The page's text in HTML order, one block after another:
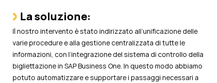
La soluzione:
Il nostro intervento è stato indirizzato all’unificazione delle
varie procedure e alla gestione centralizzata di tutte le
informazioni, con l’integrazione del sistema di controllo della
bigliettazione in SAP Business One. In questo modo abbiamo
potuto automatizzare e supportare i passaggi necessari a